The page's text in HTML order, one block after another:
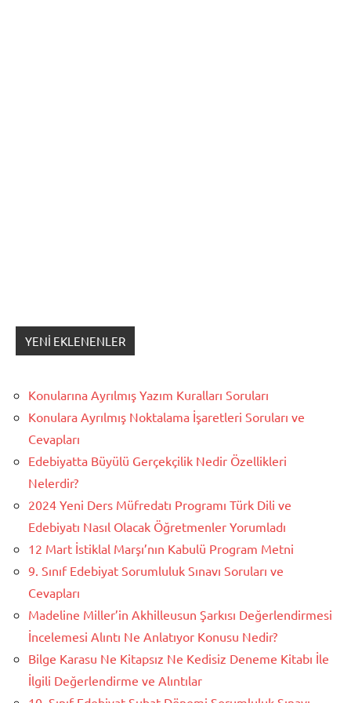
YENI EKLENENLER
Konularına Ayrılmış Yazım Kuralları Soruları
Konulara Ayrılmış Noktalama İşaretleri Soruları ve
Cevapları
Edebiyatta Büyülü Gerçekçilik Nedir Özellikleri
Nelerdir?
2024 Yeni Ders Müfredatı Programı Türk Dili ve
Edebiyatı Nasıl Olacak Öğretmenler Yorumladı
12 Mart İstiklal Marşı’nın Kabulü Program Metni
9. Sınıf Edebiyat Sorumluluk Sınavı Soruları ve
Cevapları
Madeline Miller’in Akhilleusun Şarkısı Değerlendirmesi
İncelemesi Alıntı Ne Anlatıyor Konusu Nedir?
Bilge Karasu Ne Kitapsız Ne Kedisiz Deneme Kitabı İle
İlgili Değerlendirme ve Alıntılar